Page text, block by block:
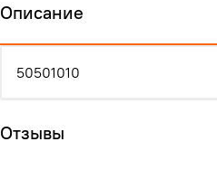
Описание
50501010
Отзывы